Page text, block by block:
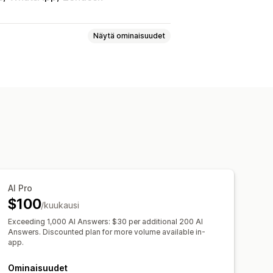
Näytä ominaisuudet
Aukioloajat Tervetuloviestit
kohdistaminen
avatar
AI Pro
$100/kuukausi
Exceeding 1,000 AI Answers: $30 per additional 200 AI
Answers. Discounted plan for more volume available in-
app.
Ominaisuudet